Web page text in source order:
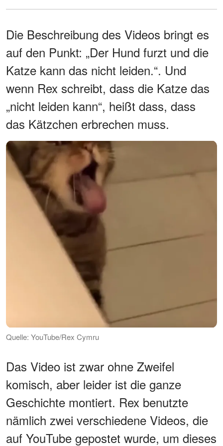
Die Beschreibung des Videos bringt es
auf den Punkt: „Der Hund furzt und die
Katze kann das nicht leiden.“. Und
wenn Rex schreibt, dass die Katze das
„nicht leiden kann“, heißt dass, dass
das Kätzchen erbrechen muss.
Quelle: YouTube/Rex Cymru
Das Video ist zwar ohne Zweifel
komisch, aber leider ist die ganze
Geschichte montiert. Rex benutzte
nämlich zwei verschiedene Videos, die
auf YouTube gepostet wurde, um dieses